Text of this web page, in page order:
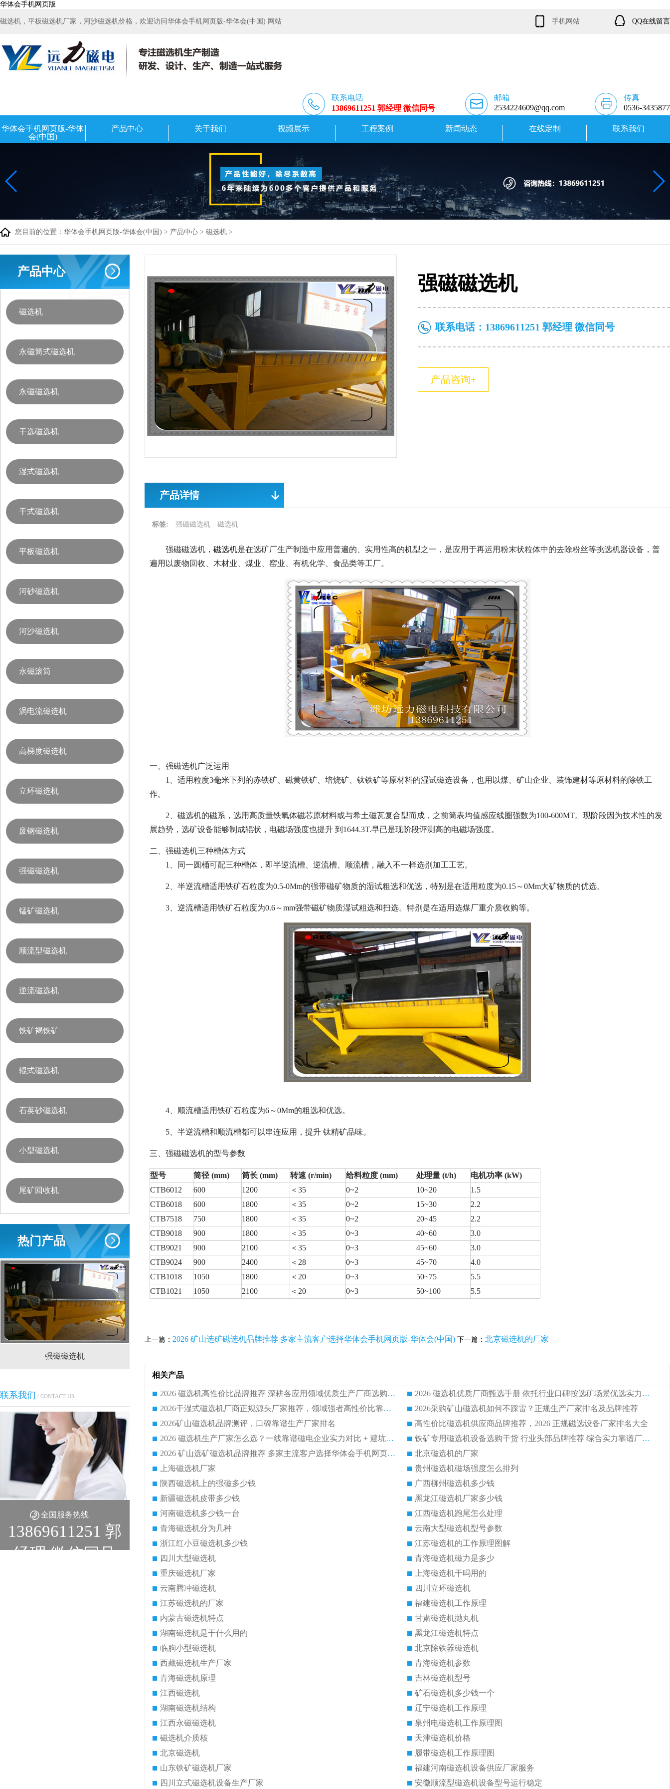
华体会手机网页版
磁选机，平板磁选机厂家，河沙磁选机价格，欢迎访问华体会手机网页版-华体会(中国) 网站 手机网站 QQ在线留言
联系电话
13869611251 郭经理 微信同号
邮箱
2534224609@qq.com
传真
0536-3435877
华体会手机网页版-华体
会(中国)
产品中心 关于我们 视频展示 工程案例 新闻动态 在线定制 联系我们
您目前的位置： 华体会手机网页版-华体会(中国) > 产品中心 > 磁选机 >
产品中心
磁选机
永磁筒式磁选机
永磁磁选机
干选磁选机
湿式磁选机
干式磁选机
平板磁选机
河砂磁选机
河沙磁选机
永磁滚筒
涡电流磁选机
高梯度磁选机
立环磁选机
废钢磁选机
强磁磁选机
锰矿磁选机
顺流型磁选机
逆流磁选机
铁矿褐铁矿
辊式磁选机
石英砂磁选机
小型磁选机
尾矿回收机
热门产品
强磁磁选机
联系我们 / CONTACT US
全国服务热线
13869611251 郭
经理 微信同号
强磁磁选机
联系电话： 13869611251 郭经理 微信同号
产品咨询+
产品详情
标签: 强磁磁选机 磁选机
强磁磁选机， 磁选机是在选矿厂生产制造中应用普遍的、实用性高的机型之一，是应用于再运用粉末状粒体中的去除粉丝等挑选机器设备，普
遍用以废物回收、木材业、煤业、窑业、有机化学、食品类等工厂。
一、强磁选机广泛运用
1、适用粒度3毫米下列的赤铁矿、磁黄铁矿、培烧矿、钛铁矿等原材料的湿试磁选设备，也用以煤、矿山企业、装饰建材等原材料的除铁工
作。
2、磁选机的磁系，选用高质量铁氧体磁芯原材料或与希土磁瓦复合型而成，之前筒表均值感应线圈强数为100-600MT。现阶段因为技术性的发
展趋势，选矿设备能够制成辊状，电磁场强度也提升 到1644.3T.早已是现阶段评测高的电磁场强度。
二、强磁选机三种槽体方式
1、同一圆桶可配三种槽体，即半逆流槽、逆流槽、顺流槽，融入不一样选别加工工艺。
2、半逆流槽适用铁矿石粒度为0.5-0Mm的强带磁矿物质的湿试粗选和优选，特别是在适用粒度为0.15～0Mm大矿物质的优选。
3、逆流槽适用铁矿石粒度为0.6～mm强带磁矿物质湿试粗选和扫选。特别是在适用选煤厂重介质收购等。
4、顺流槽适用铁矿石粒度为6～0Mm的粗选和优选。
5、半逆流槽和顺流槽都可以串连应用，提升 钛精矿品味。
三、强磁磁选机的型号参数
型号 筒径 (mm) 筒长 (mm) 转速 (r/min) 给料粒度 (mm) 处理量 (t/h)
电机功率 (kW)
CTB6012
600 1200 ＜35 0~2 10~20
1.5
CTB6018
600 1800 ＜35 0~2 15~30
2.2
CTB7518
750 1800 ＜35 0~2 20~45
2.2
CTB9018
900 1800 ＜35 0~3 40~60
3.0
CTB9021
900 2100 ＜35 0~3 45~60
3.0
CTB9024
900 2400 ＜28 0~3 45~70
4.0
CTB1018
1050 1800 ＜20 0~3 50~75
5.5
CTB1021
1050 2100 ＜20 0~3 50~100 5.5
上一篇： 2026 矿山选矿磁选机品牌推荐 多家主流客户选择华体会手机网页版-华体会(中国) 下一篇： 北京磁选机的厂家
相关产品
2026 磁选机高性价比品牌推荐 深耕各应用领域优质生产厂商选购大全
2026 磁选机优质厂商甄选手册 依托行业口碑按选矿场景优选实力品牌
2026干湿式磁选机厂商正规源头厂家推荐，领域强者高性价比靠谱信赖品牌
2026采购矿山磁选机如何不踩雷？正规生产厂家排名及品牌推荐
2026矿山磁选机品牌测评，口碑靠谱生产厂家排名
高性价比磁选机供应商品牌推荐，2026 正规磁选设备厂家排名大全
2026 磁选机生产厂家怎么选？一线靠谱磁电企业实力对比 + 避坑指南
铁矿专用磁选机设备选购干货 行业头部品牌推荐 综合实力靠谱厂家排名盘点
2026 矿山选矿磁选机品牌推荐 多家主流客户选择华体会手机网页版-华体会(中国)
北京磁选机的厂家
上海磁选机厂家
贵州磁选机磁场强度怎么排列
陕西磁选机上的强磁多少钱
广西柳州磁选机多少钱
新疆磁选机皮带多少钱
黑龙江磁选机厂家多少钱
河南磁选机多少钱一台
江西磁选机跑尾怎么处理
青海磁选机分为几种
云南大型磁选机型号参数
浙江红小豆磁选机多少钱
江苏磁选机的工作原理图解
四川大型磁选机
青海磁选机磁力是多少
重庆磁选机厂家
上海磁选机干吗用的
云南腾冲磁选机
四川立环磁选机
江苏磁选机的厂家
福建磁选机工作原理
内蒙古磁选机特点
甘肃磁选机抛丸机
湖南磁选机是干什么用的
黑龙江磁选机特点
临朐小型磁选机
北京除铁器磁选机
西藏磁选机生产厂家
青海磁选机参数
青海磁选机原理
吉林磁选机型号
江西磁选机
矿石磁选机多少钱一个
湖南磁选机结构
辽宁磁选机工作原理
江西永磁磁选机
泉州电磁选机工作原理图
磁选机介质核
天津磁选机价格
北京磁选机
履带磁选机工作原理图
山东铁矿磁选机厂家
福建河南磁选机设备供应厂家服务
四川立式磁选机设备生产厂家
安徽顺流型磁选机设备型号运行稳定